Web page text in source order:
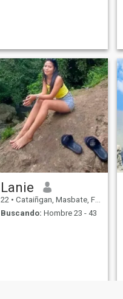
Lanie
22 • Cataiñgan, Masbate, Filipinas
Buscando: Hombre 23 - 43